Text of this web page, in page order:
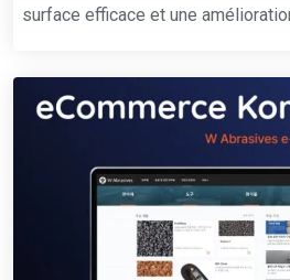
surface efficace et une